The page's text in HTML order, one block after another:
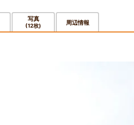
写真
(12枚) 周辺情報